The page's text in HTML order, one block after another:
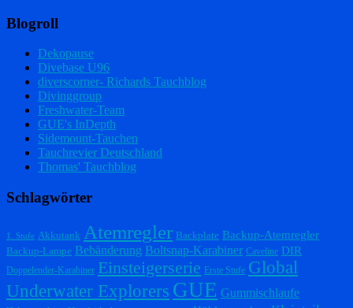
Blogroll
Dekopause
Divebase U96
diverscorner- Richards Tauchblog
Divinggroup
Freshwater-Team
GUE's InDepth
Sidemount-Tauchen
Tauchrevier Deutschland
Thomas' Tauchblog
Schlagwörter
1. Stufe Akkutank Atemregler Backplate Backup-Atemregler
Backup-Lampe Bebänderung Boltsnap-Karabiner Caveline DIR
Doppelender-Karabiner Einsteigerserie Erste Stufe Global
Underwater Explorers GUE Gummischlaufe